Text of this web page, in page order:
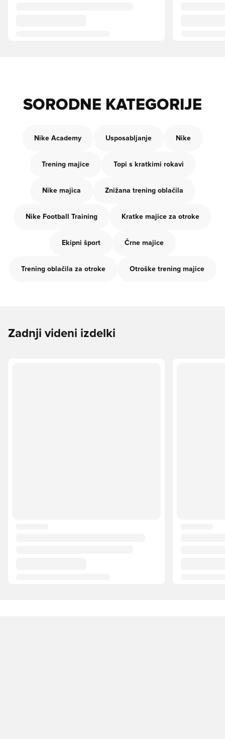
SORODNE KATEGORIJE
Nike Academy Usposabljanje Nike
Trening majice Topi s kratkimi rokavi
Nike majica Znižana trening oblačila
Nike Football Training Kratke majice za otroke
Ekipni šport Črne majice
Trening oblačila za otroke Otroške trening majice
Zadnji videni izdelki